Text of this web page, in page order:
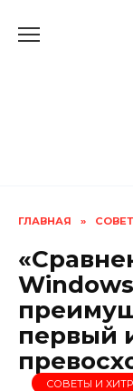
ГЛАВНАЯ »
первый
СОВЕТЫ И